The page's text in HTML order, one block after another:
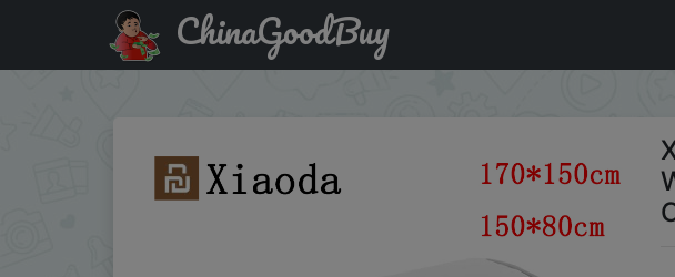
Купить с промокодом :AEUA7 Xiaoda Intelligent Low-voltage Electric Blanket
ChinaGoodBuy